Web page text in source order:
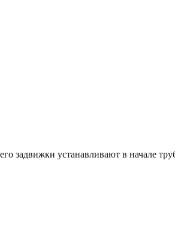
задвижки устанавливают в начале